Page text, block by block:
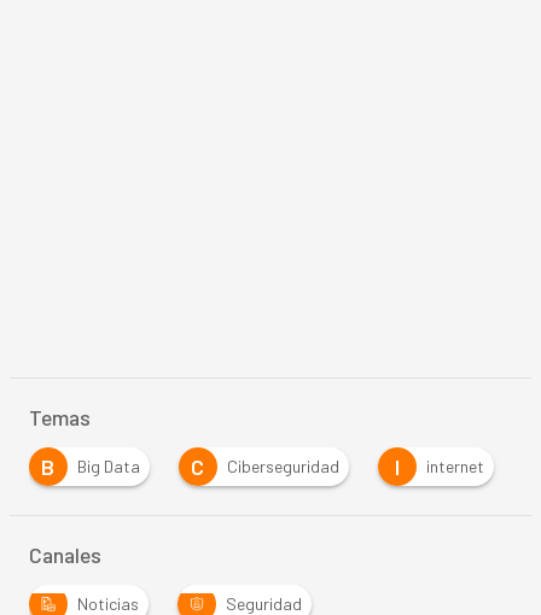
Temas
B
Big Data C Ciberseguridad I internet
Canales
Noticias
Seguridad